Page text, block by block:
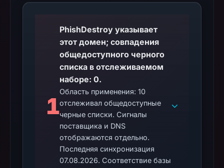
1
PhishDestroy указывает
этот домен; совпадения
общедоступного черного
списка в отслеживаемом
наборе: 0.
Область применения: 10
отслеживал общедоступные
черные списки. Сигналы
поставщика и DNS
отображаются отдельно.
Последняя синхронизация
07.08.2026. Соответствие базы